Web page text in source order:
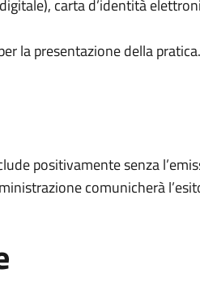
carta d’identità
la presentazione della pratica.
positivamente senza
comunicherà